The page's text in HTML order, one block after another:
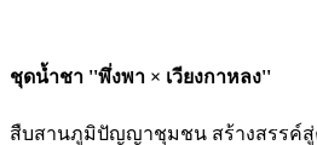
ชุดน้ำชา ''พึ่งพา × เวียงกาหลง''
สืบสานภูมิปัญญาชุมชน สร้างสรรค์สู่